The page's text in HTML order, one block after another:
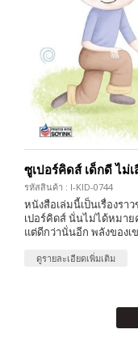
ซูเปอร์คิดส์ เด็กดี ไม่
รหัสสินค้า : I-KID-0744
หนังสือเล่มนี้เป็นเรื่องร
เปอร์คิดส์ นั่นไม่ได้หมา
แต่ดีกว่านั่นอีก พลังของเ
ดูรายละเอียดเพิ่มเติม